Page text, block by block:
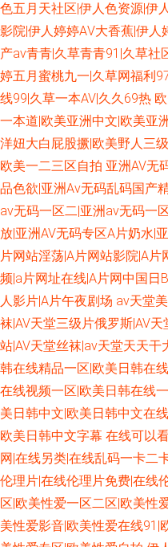
色五月天社区|伊人色资源|伊
影院|伊人婷婷AⅤ大香蕉|伊人
产av青青|久草青青91|久草社
婷五月蜜桃九一|久草网福利
线99|久草一本AV|久久69热
一本道|欧美亚洲中文|欧美亚
洋妞大白屁股撅|欧美野人三
欧美一二三区自拍 亚洲AV无
品色欲|亚洲Av无码乱码国产
av无码一区二|亚洲av无码一
放|亚洲AV无码专区A片奶水|
片网站淫荡|A片网站影院|A
频|a片网址在线|A片网中国日
人影片|A片午夜剧场 av天堂
袜|AV天堂三级片俄罗斯|AV
站|AV天堂丝袜|av天堂天天干
韩在线精品一区|欧美日韩在
在线视频一区|欧美日韩在线
美日韩中文|欧美日韩中文在
欧美日韩中文字幕 在线可以
网|在线另类|在线乱码一卡二
伦理片|在线伦理片免费|在线
区|欧美性爱一区二区|欧美性
美性爱影音|欧美性爱在线91|